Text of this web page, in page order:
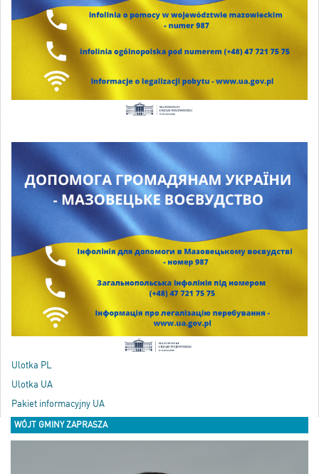
Ulotka PL
Ulotka UA
Pakiet informacyjny UA
WÓJT GMINY ZAPRASZA